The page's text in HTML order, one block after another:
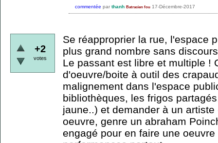
commentée par thanh Batracien fou 17-Décembre-2017
+2
votes
Se réapproprier la rue, l'espace
plus grand nombre sans
Le passant est libre et multiple !
d'oeuvre/boite à outil des
malignement dans l'espace
bibliothèques, les frigos
jaune..) et demander à un
oeuvre, genre un abraham
engagé pour en faire une